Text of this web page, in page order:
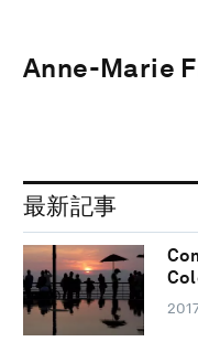
Anne-Marie
最新記事